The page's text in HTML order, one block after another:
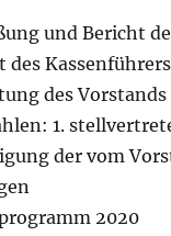
und Bericht
des
des Vorstands
1.
der vom
2020